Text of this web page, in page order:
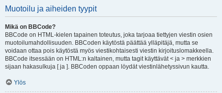
Muotoilu ja aiheiden tyypit
Mikä on BBCode?
BBCode on HTML-kielen tapainen toteutus, joka tarjoaa tiettyjen viestin osien
muotoilumahdollisuuden. BBCoden käytöstä päättää ylläpitäjä, mutta se
voidaan ottaa pois käytöstä myös viestikohtaisesti viestin kirjoituslomakkeella.
BBCode itsessään on HTML:n kaltainen, mutta tagit käyttävät < ja > merkkien
sijaan hakasulkuja [ ja ]. BBCoden oppaan löydät viestinlähetyssivun kautta.
Ylös